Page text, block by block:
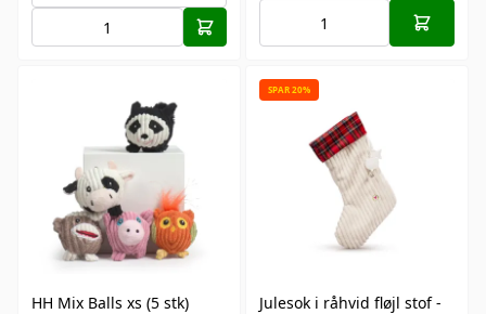
HH Mix Balls xs (5 stk)
SPAR 20%
Julesok i råhvid fløjl stof -